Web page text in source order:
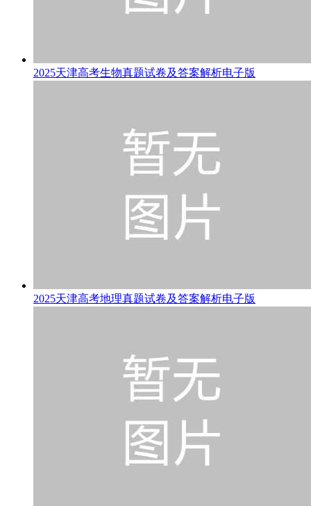
2025天津高考生物真题试卷及答案解析电子版
2025天津高考地理真题试卷及答案解析电子版